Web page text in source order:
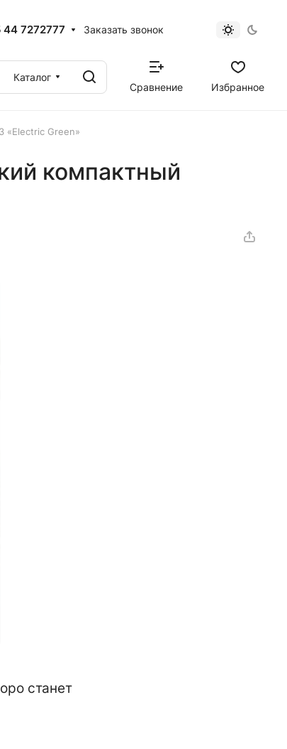
44 7272777 Заказать звонок
Каталог
Сравнение
Избранное
«Electric Green»
компактный
станет